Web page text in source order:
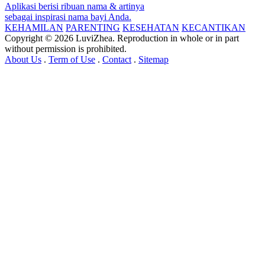
Aplikasi berisi ribuan nama & artinya
sebagai inspirasi nama bayi Anda.
KEHAMILAN PARENTING KESEHATAN KECANTIKAN
Copyright © 2026 LuviZhea. Reproduction in whole or in part
without permission is prohibited.
About Us . Term of Use . Contact . Sitemap